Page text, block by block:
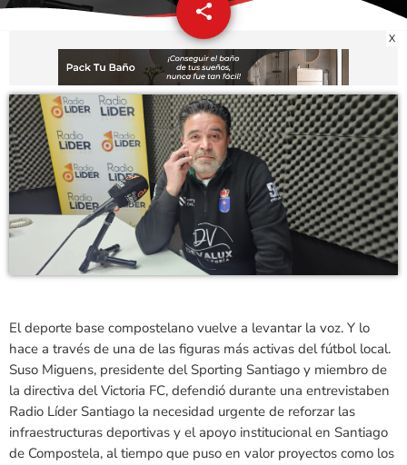
share
email
X
El deporte base compostelano vuelve a levantar la voz. Y lo
hace a través de una de las figuras más activas del fútbol local.
Suso Miguens, presidente del Sporting Santiago y miembro de
la directiva del Victoria FC, defendió durante una entrevistaben
Radio Líder Santiago la necesidad urgente de reforzar las
infraestructuras deportivas y el apoyo institucional en Santiago
de Compostela, al tiempo que puso en valor proyectos como los